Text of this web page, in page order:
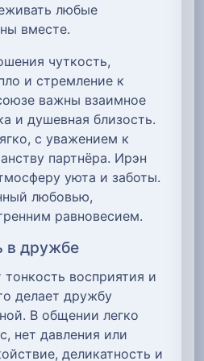
любые
вместе.
чуткость,
и стремление к
важны взаимное
и душевная близость.
с уважением к
партнёра. Ирэн
уюта и заботы.
любовью,
равновесием.
в дружбе
тонкость восприятия и
делает дружбу
В общении легко
нет давления или
деликатность и